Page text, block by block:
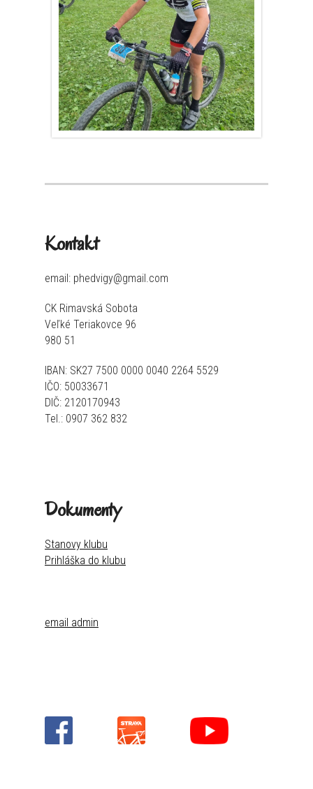
Kontakt
email: phedvigy@gmail.com
CK Rimavská Sobota
Veľké Teriakovce 96
980 51
IBAN: SK27 7500 0000 0040 2264 5529
IČO: 50033671
DIČ: 2120170943
Tel.: 0907 362 832
Dokumenty
Stanovy klubu
Prihláška do klubu
email admin